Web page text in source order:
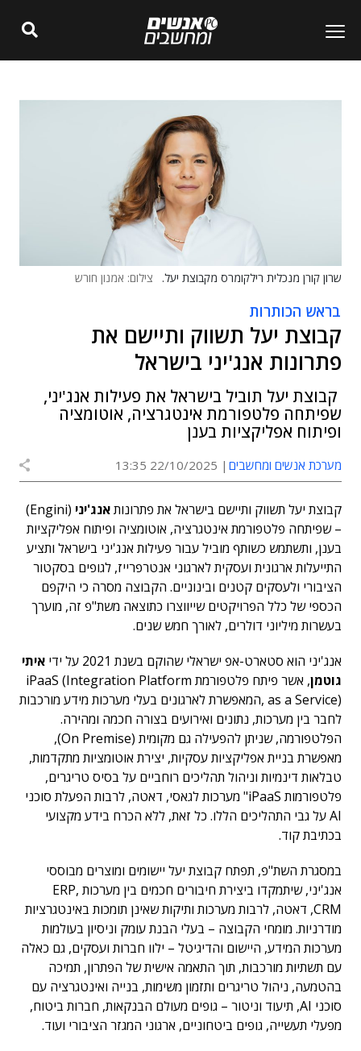
שרון קורן מנכלית רילקומרס מקבוצת יעל. צילום: אמנון חורש
בראש הכותרות
קבוצת יעל תשווק ותיישם את
פתרונות אנג'יני בישראל
קבוצת יעל תוביל בישראל את פעילות אנג'יני,
שפיתחה פלטפורמת אינטגרציה, אוטומציה
ופיתוח אפליקציות בענן
מערכת אנשים ומחשבים 22/10/2025 13:35
קבוצת יעל תשווק ותיישם בישראל את פתרונותאנג'יני
(Engini)
– שפיתחה פלטפורמת אינטגרציה, אוטומציה ופיתוח אפליקציות
בענן, ותשתמש כשותף מוביל עבור פעילות אנג'יני בישראל ותציע
התייעלות ארגונית ועסקית לארגוני אנטרפרייז, לגופים בסקטור
הציבורי ולעסקים קטנים ובינוניים. הקבוצה מסרה כי היקפם
הכספי של כלל הפרויקטים שייווצרו כתוצאה משת"פ זה, מוערך
בעשרות מיליוני דולרים, לאורך חמש שנים.
אנג'יני הוא סטארט-אפ ישראלי שהוקם בשנת 2021 על ידי
איתי
גוטמן
, אשר פיתח פלטפורמת iPaaS (Integration Platform
as a Service) ,המאפשרת לארגונים בעלי מערכות מידע מורכבות
לחבר בין מערכות, נתונים ואירועים בצורה חכמה ומהירה.
הפלטפורמה, שניתן להפעילה גם מקומית (On Premise),
מאפשרת בניית אפליקציות עסקיות, יצירת אוטומציות מתקדמות,
טבלאות דינמיות וניהול תהליכים רוחביים על בסיס טריגרים,
פלטפורמות iPaaS" מערכות לגאסי, דאטה, לרבות הפעלת סוכני
AI על גבי התהליכים הללו. כל זאת, ללא הכרח בידע מקצועי
בכתיבת קוד.
במסגרת השת"פ, תפתח קבוצת יעל יישומים ומוצרים מבוססי
אנג'יני, שיתמקדו ביצירת חיבורים חכמים בין מערכות ERP,
CRM, דאטה, לרבות מערכות ותיקות שאינן תומכות באינטגרציות
מודרניות. מומחי הקבוצה – בעלי הבנת עומק וניסיון בעולמות
מערכות המידע, היישום והדיגיטל – ילוו חברות ועסקים, גם כאלה
עם תשתיות מורכבות, תוך התאמה אישית של הפתרון, תמיכה
בהטמעה, ניהול טריגרים ותזמון משימות, בנייה ואינטגרציה עם
סוכני AI, תיעוד וניטור – גופים מעולם הבנקאות, חברות ביטוח,
מפעלי תעשייה, גופים ביטחוניים, ארגוני המגזר הציבורי ועוד.